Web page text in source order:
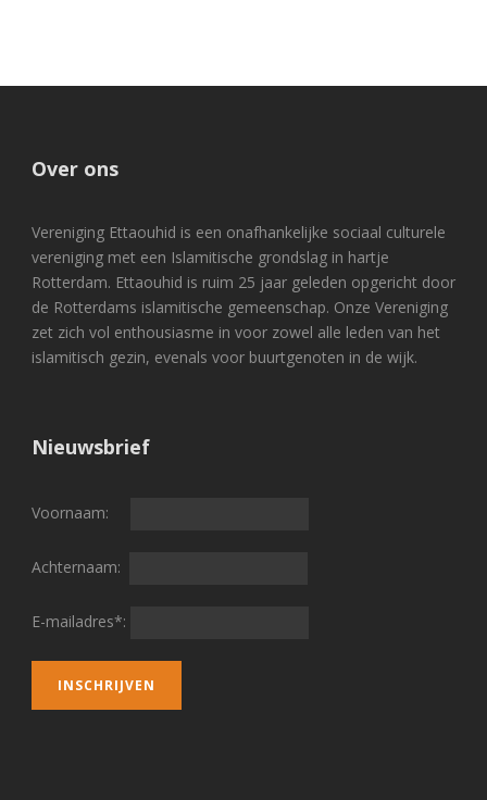
Over ons
Vereniging Ettaouhid is een onafhankelijke sociaal culturele
vereniging met een Islamitische grondslag in hartje
Rotterdam. Ettaouhid is ruim 25 jaar geleden opgericht door
de Rotterdams islamitische gemeenschap. Onze Vereniging
zet zich vol enthousiasme in voor zowel alle leden van het
islamitisch gezin, evenals voor buurtgenoten in de wijk.
Nieuwsbrief
Voornaam:
Achternaam:
E-mailadres*: